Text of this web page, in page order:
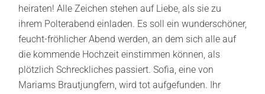
heiraten! Alle Zeichen stehen auf Liebe, als sie zu
ihrem Polterabend einladen. Es soll ein wunderschöner,
feucht-fröhlicher Abend werden, an dem sich alle auf
die kommende Hochzeit einstimmen können, als
plötzlich Schreckliches passiert. Sofia, eine von
Mariams Brautjungfern, wird tot aufgefunden. Ihr